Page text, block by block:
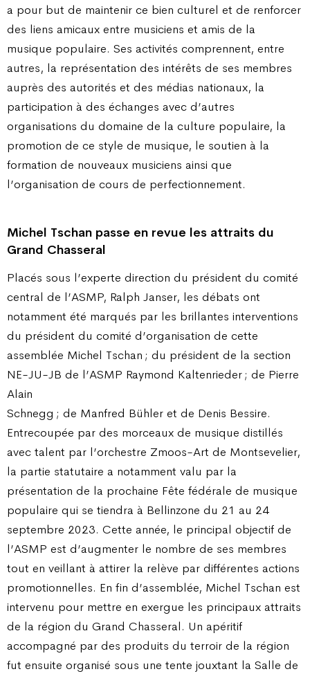
a pour but de maintenir ce bien culturel et de renforcer
des liens amicaux entre musiciens et amis de la
musique populaire. Ses activités comprennent, entre
autres, la représentation des intérêts de ses membres
auprès des autorités et des médias nationaux, la
participation à des échanges avec d’autres
organisations du domaine de la culture populaire, la
promotion de ce style de musique, le soutien à la
formation de nouveaux musiciens ainsi que
l’organisation de cours de perfectionnement.
Michel Tschan passe en revue les attraits du
Grand Chasseral
Placés sous l’experte direction du président du comité
central de l’ASMP, Ralph Janser, les débats ont
notamment été marqués par les brillantes interventions
du président du comité d’organisation de cette
assemblée Michel Tschan ; du président de la section
NE-JU-JB de l’ASMP Raymond Kaltenrieder ; de Pierre
Alain
Schnegg ; de Manfred Bühler et de Denis Bessire.
Entrecoupée par des morceaux de musique distillés
avec talent par l’orchestre Zmoos-Art de Montsevelier,
la partie statutaire a notamment valu par la
présentation de la prochaine Fête fédérale de musique
populaire qui se tiendra à Bellinzone du 21 au 24
septembre 2023. Cette année, le principal objectif de
l’ASMP est d’augmenter le nombre de ses membres
tout en veillant à attirer la relève par différentes actions
promotionnelles. En fin d’assemblée, Michel Tschan est
intervenu pour mettre en exergue les principaux attraits
de la région du Grand Chasseral. Un apéritif
accompagné par des produits du terroir de la région
fut ensuite organisé sous une tente jouxtant la Salle de